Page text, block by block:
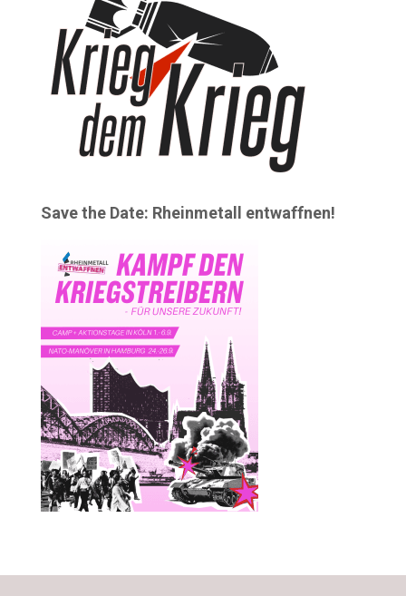
Save the Date: Rheinmetall entwaffnen!